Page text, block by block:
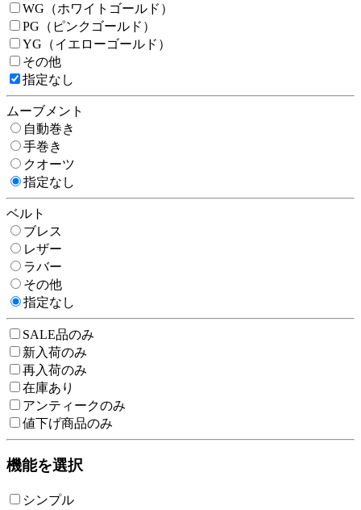
WG（ホワイトゴールド）
PG（ピンクゴールド）
YG（イエローゴールド）
その他
指定なし
ムーブメント
自動巻き
手巻き
クオーツ
指定なし
ベルト
ブレス
レザー
ラバー
その他
指定なし
SALE品のみ
新入荷のみ
再入荷のみ
在庫あり
アンティークのみ
値下げ商品のみ
機能を選択
シンプル